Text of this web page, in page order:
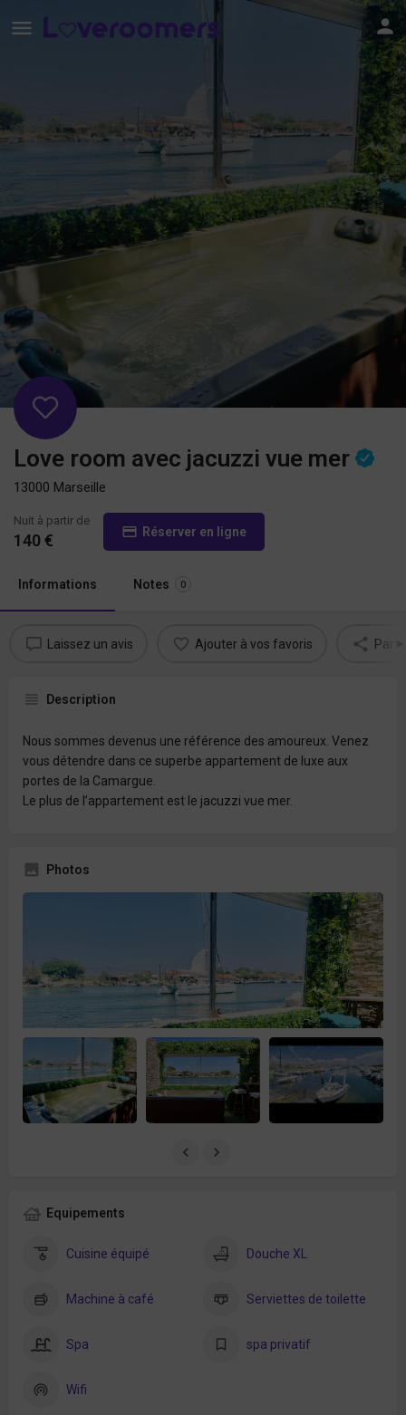
Love room avec jacuzzi vue mer
13000 Marseille
Nuit à partir de
140 € Réserver en ligne
Informations Notes 0
Laissez un avis Ajouter à vos favoris
Description
Nous sommes devenus une référence des amoureux. Venez
vous détendre dans ce superbe appartement de luxe aux
portes de la Camargue.
Le plus de l’appartement est le jacuzzi vue mer.
Photos
Equipements
Cuisine équipé Douche XL
Machine à café Serviettes de toilette
Spa spa privatif
Wifi